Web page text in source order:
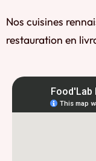
Nos cuisines
restauration en